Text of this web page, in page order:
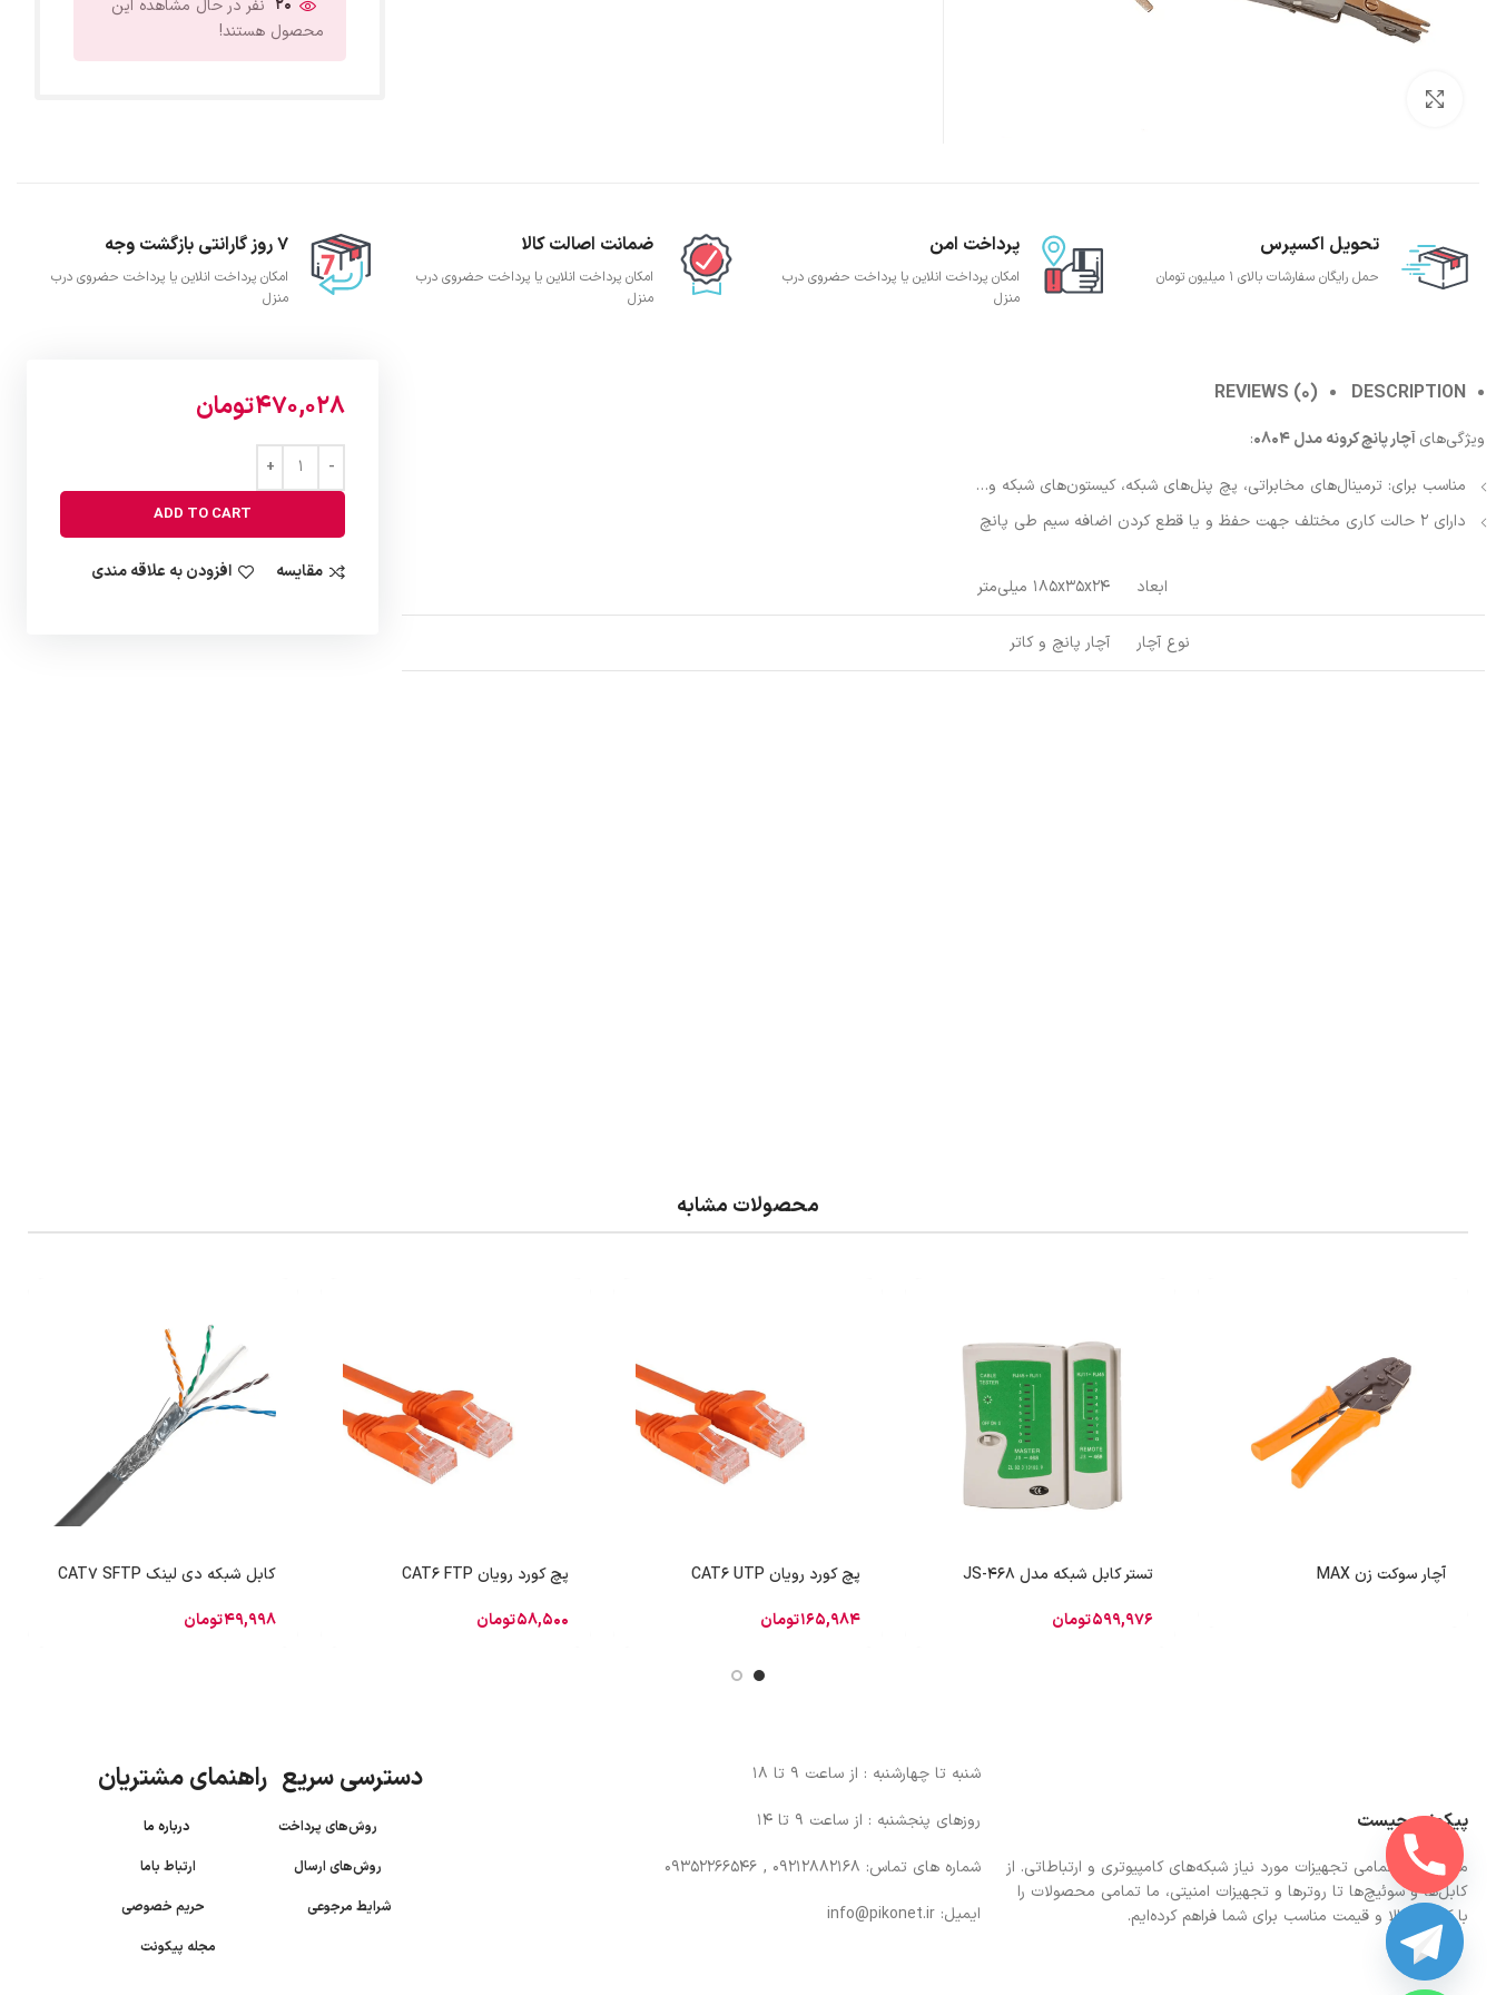
نفر در حال مشاهده این
محصول هستند!
تحویل اکسپرس
حمل رایگان سفارشات بالای 1 میلیون تومان
پرداخت امن
امکان پرداخت انلاین یا پرداخت حضروی درب
منزل
ضمانت اصالت کالا
امکان پرداخت انلاین یا پرداخت حضروی درب
منزل
7 روز گارانتی بازگشت وجه
امکان پرداخت انلاین یا پرداخت حضروی درب
منزل
DESCRIPTION
REVIEWS (0)
ویژگی‌هایآچار پانچ کرونه مدل 0804
:
مناسب برای‌: ترمینال‌های مخابراتی، پچ پنل‌های شبکه، کیستون‌های شبکه و…
دارای 2 حالت کاری مختلف جهت حفظ و یا قطع کردن اضافه سیم طی پانچ
ابعاد 185x35x24 میلی‌متر
نوع آچار آچار پانچ و کاتر
470,028تومان
ADD TO CART
مقایسه افزودن به علاقه مندی
محصولات مشابه
آچار سوکت زن MAX
تستر کابل شبکه مدل JS-468
599,976تومان
پچ کورد رویان CAT6 UTP
165,984تومان
پچ کورد رویان CAT6 FTP
58,500تومان
کابل شبکه دی لینک CAT7 SFTP
49,998تومان
پیکونت چیست
ما در اینجا تمامی تجهیزات مورد نیاز شبکه‌های کامپیوتری و ارتباطاتی. از
کابل‌ها و سوئیچ‌ها تا روترها و تجهیزات امنیتی، ما تمامی محصولات را
با کیفیت بالا و قیمت مناسب برای شما فراهم کرده‌ایم.
شنبه تا چهارشنبه : از ساعت 9 تا 18
روزهای پنجشنبه : از ساعت 9 تا 14
شماره های تماس: 09212882168 , 09352266546
ایمیل: info@pikonet.ir
دسترسی سریع راهنمای مشتریان
روش‌های پرداختدرباره ما
روش‌های ارسال
ارتباط باما
شرایط مرجوعی
حریم خصوصی
مجله پیکونت